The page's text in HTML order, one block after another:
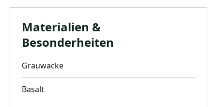
Materialien &
Besonderheiten
Grauwacke
Basalt